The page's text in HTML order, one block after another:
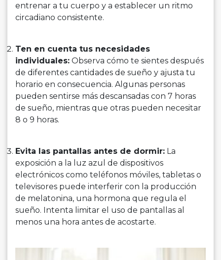
entrenar a tu cuerpo y a establecer un ritmo
circadiano consistente.
Ten en cuenta tus necesidades
individuales: Observa cómo te sientes después
de diferentes cantidades de sueño y ajusta tu
horario en consecuencia. Algunas personas
pueden sentirse más descansadas con 7 horas
de sueño, mientras que otras pueden necesitar
8 o 9 horas.
Evita las pantallas antes de dormir: La
exposición a la luz azul de dispositivos
electrónicos como teléfonos móviles, tabletas o
televisores puede interferir con la producción
de melatonina, una hormona que regula el
sueño. Intenta limitar el uso de pantallas al
menos una hora antes de acostarte.